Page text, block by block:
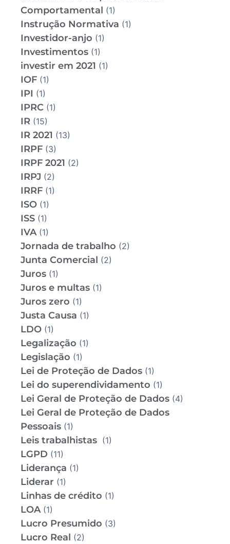
Comportamental (1)
Instrução Normativa (1)
Investidor-anjo (1)
Investimentos (1)
investir em 2021 (1)
IOF (1)
IPI (1)
IPRC (1)
IR (15)
IR 2021 (13)
IRPF (3)
IRPF 2021 (2)
IRPJ (2)
IRRF (1)
ISO (1)
ISS (1)
IVA(1)
Jornada de trabalho (2)
Junta Comercial (2)
Juros (1)
Juros e multas (1)
Juros zero (1)
Justa Causa (1)
LDO (1)
Legalização (1)
Legislação (1)
Lei de Proteção de Dados (1)
Lei do superendividamento (1)
Lei Geral de Proteção de Dados (4)
Lei Geral de Proteção de Dados
Pessoais (1)
Leis trabalhistas (1)
LGPD (11)
Liderança (1)
Liderar (1)
Linhas de crédito (1)
LOA(1)
Lucro Presumido (3)
Lucro Real (2)